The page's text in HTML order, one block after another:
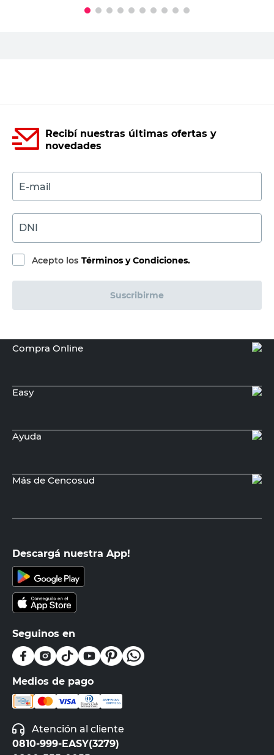
Recibí nuestras últimas ofertas y
novedades
E-mail
DNI
Acepto los Términos y Condiciones.
Suscribirme
Compra Online
Easy
Ayuda
Más de Cencosud
Descargá nuestra App!
Seguinos en
Medios de pago
Atención al cliente
0810-999-EASY(3279)